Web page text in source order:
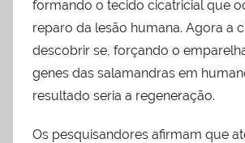
formando o tecido cicatricial que
reparo da lesão humana. Agora a
descobrir se, forçando o
genes das salamandras em
resultado seria a regeneração.
Os pesquisandores afirmam que